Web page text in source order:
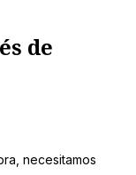
de
necesitamos